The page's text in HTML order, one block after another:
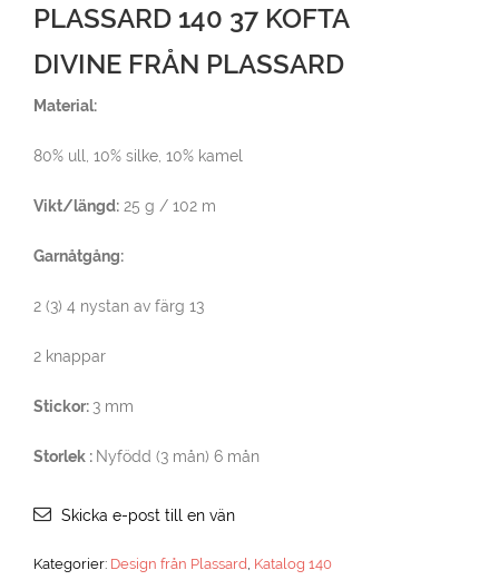
PLASSARD 140 37 KOFTA
DIVINE FRÅN PLASSARD
Material:
80% ull, 10% silke, 10% kamel
Vikt/längd: 25 g / 102 m
Garnåtgång:
2 (3) 4 nystan av färg 13
2 knappar
Stickor: 3 mm
Storlek : Nyfödd (3 mån) 6 mån
Skicka e-post till en vän
Kategorier: Design från Plassard Katalog 140